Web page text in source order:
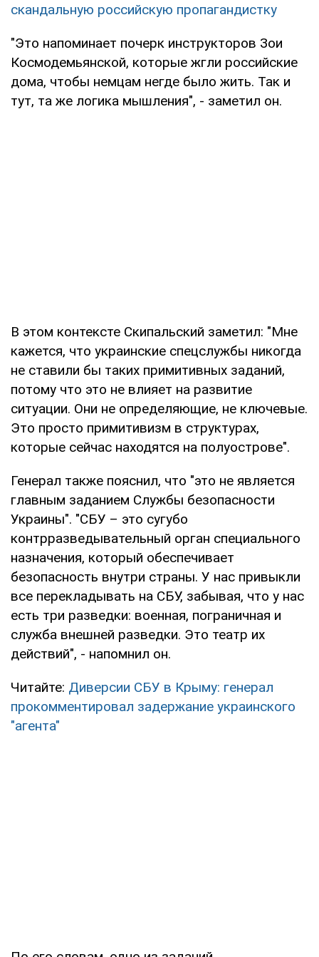
скандальную российскую пропагандистку
"Это напоминает почерк инструкторов Зои
Космодемьянской, которые жгли российские
дома, чтобы немцам негде было жить. Так и
тут, та же логика мышления", - заметил он.
В этом контексте Скипальский заметил: "Мне
кажется, что украинские спецслужбы никогда
не ставили бы таких примитивных заданий,
потому что это не влияет на развитие
ситуации. Они не определяющие, не ключевые.
Это просто примитивизм в структурах,
которые сейчас находятся на полуострове".
Генерал также пояснил, что "это не является
главным заданием Службы безопасности
Украины". "СБУ – это сугубо
контрразведывательный орган специального
назначения, который обеспечивает
безопасность внутри страны. У нас привыкли
все перекладывать на СБУ, забывая, что у нас
есть три разведки: военная, пограничная и
служба внешней разведки. Это театр их
действий", - напомнил он.
Читайте: Диверсии СБУ в Крыму: генерал
прокомментировал задержание украинского
"агента"